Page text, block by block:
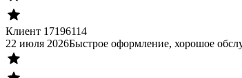
Клиент 17196114
22 июля 2026Быстрое оформление, хорошое